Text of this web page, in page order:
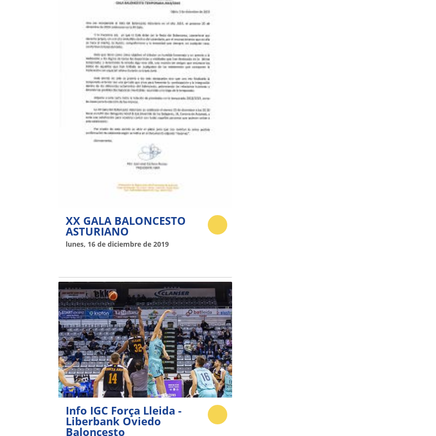
XX GALA BALONCESTO
ASTURIANO
lunes, 16 de diciembre de 2019
Info IGC Força Lleida -
Liberbank Oviedo
Baloncesto